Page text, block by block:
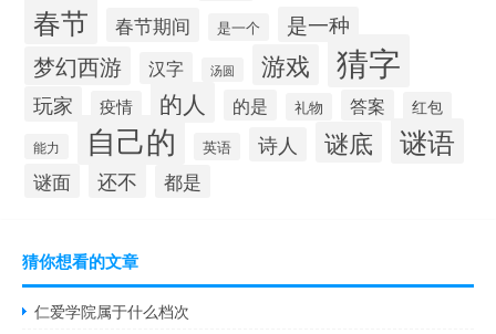
春节 春节期间 是一个 是一种
梦幻西游 汉字 汤圆 游戏 猜字
玩家 疫情 的人 的是 礼物 答案 红包
能力 自己的 英语 诗人 谜底 谜语
谜面 还不 都是
猜你想看的文章
仁爱学院属于什么档次